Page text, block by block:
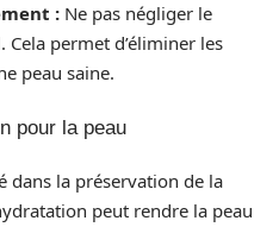
: Ne pas négliger le
permet d’éliminer les
peau saine.
pour la peau
dans la préservation de la
peut rendre la peau